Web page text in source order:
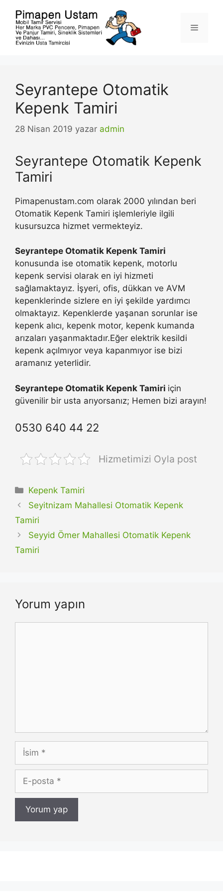
Menü
Seyrantepe Otomatik
Kepenk Tamiri
28 Nisan 2019 yazar admin
Seyrantepe Otomatik Kepenk
Tamiri
Pimapenustam.com olarak 2000 yılından beri
Otomatik Kepenk Tamiri işlemleriyle ilgili
kusursuzca hizmet vermekteyiz.
Seyrantepe Otomatik Kepenk Tamiri
konusunda ise otomatik kepenk, motorlu
kepenk servisi olarak en iyi hizmeti
sağlamaktayız. İşyeri, ofis, dükkan ve AVM
kepenklerinde sizlere en iyi şekilde yardımcı
olmaktayız. Kepenklerde yaşanan sorunlar ise
kepenk alıcı, kepenk motor, kepenk kumanda
arızaları yaşanmaktadır.Eğer elektrik kesildi
kepenk açılmıyor veya kapanmıyor ise bizi
aramanız yeterlidir.
Seyrantepe Otomatik Kepenk Tamiri için
güvenilir bir usta arıyorsanız; Hemen bizi arayın!
0530 640 44 22
Hizmetimizi Oyla post
Kategoriler
Kepenk Tamiri
Seyitnizam Mahallesi Otomatik Kepenk
Tamiri
Seyyid Ömer Mahallesi Otomatik Kepenk
Tamiri
Yorum yapın
İsim
posta